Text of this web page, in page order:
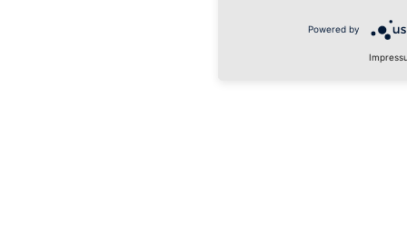
Powered by